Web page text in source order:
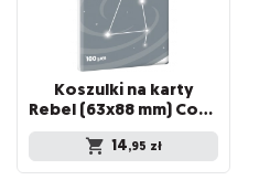
Koszulki na karty
Rebel (63x88 mm) Corvus Premium, 100 sztuk
14,95 zł